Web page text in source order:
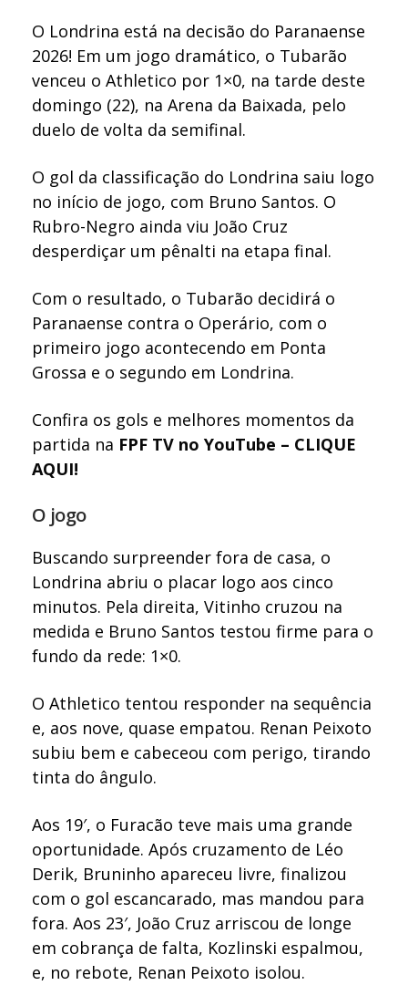
O Londrina está na decisão do Paranaense
2026! Em um jogo dramático, o Tubarão
venceu o Athletico por 1×0, na tarde deste
domingo (22), na Arena da Baixada, pelo
duelo de volta da semifinal.
O gol da classificação do Londrina saiu logo
no início de jogo, com Bruno Santos. O
Rubro-Negro ainda viu João Cruz
desperdiçar um pênalti na etapa final.
Com o resultado, o Tubarão decidirá o
Paranaense contra o Operário, com o
primeiro jogo acontecendo em Ponta
Grossa e o segundo em Londrina.
Confira os gols e melhores momentos da
partida na FPF TV no YouTube – CLIQUE
AQUI!
O jogo
Buscando surpreender fora de casa, o
Londrina abriu o placar logo aos cinco
minutos. Pela direita, Vitinho cruzou na
medida e Bruno Santos testou firme para o
fundo da rede: 1×0.
O Athletico tentou responder na sequência
e, aos nove, quase empatou. Renan Peixoto
subiu bem e cabeceou com perigo, tirando
tinta do ângulo.
Aos 19′, o Furacão teve mais uma grande
oportunidade. Após cruzamento de Léo
Derik, Bruninho apareceu livre, finalizou
com o gol escancarado, mas mandou para
fora. Aos 23′, João Cruz arriscou de longe
em cobrança de falta, Kozlinski espalmou,
e, no rebote, Renan Peixoto isolou.